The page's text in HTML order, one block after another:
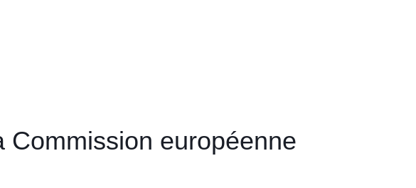
Commission européenne